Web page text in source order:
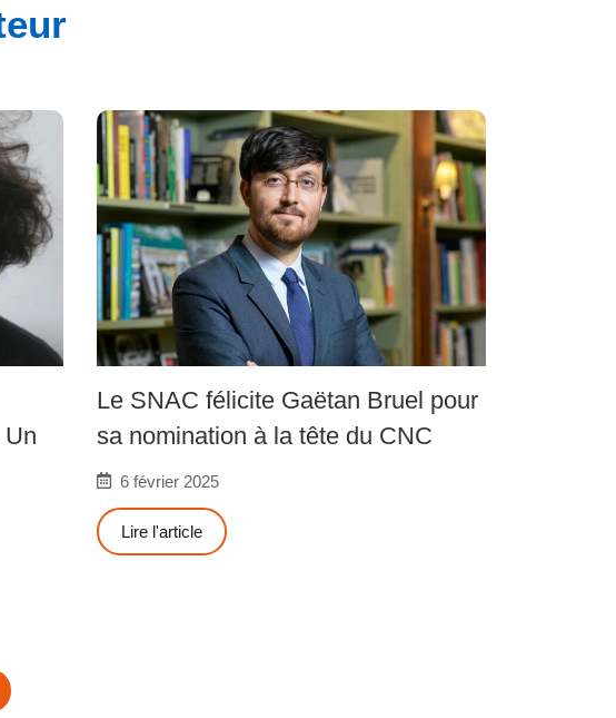
Le SNAC félicite Gaëtan Bruel pour
sa nomination à la tête du CNC
6 février 2025
Lire l'article